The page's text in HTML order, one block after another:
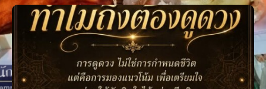
หัวแบงก์เข้าด้านใน • นำใบเสร็จ บิลเ